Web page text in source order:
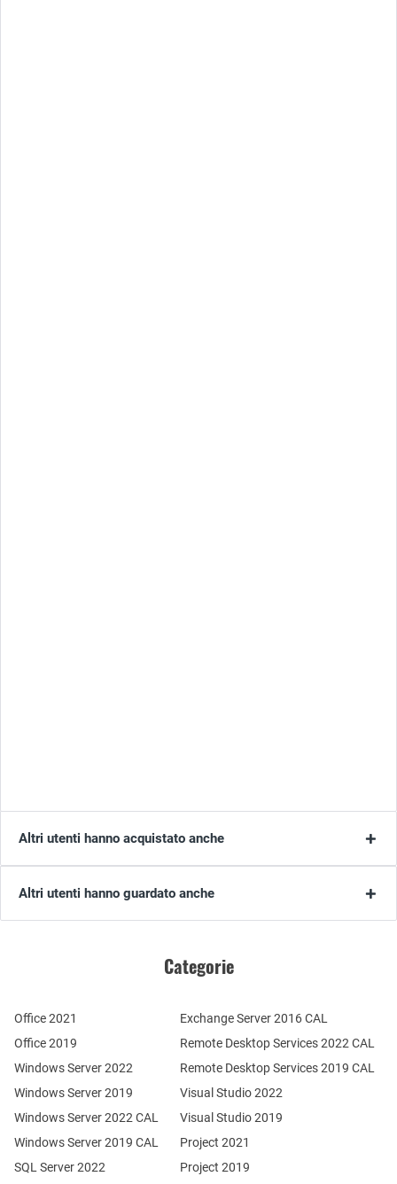
Altri utenti hanno acquistato anche
Altri utenti hanno guardato anche
Categorie
Office 2021
Office 2019
Windows Server 2022
Windows Server 2019
SQL Server 2022
Windows Server 2022 CAL
Windows Server 2019 CAL
Remote Desktop Services 2022 CAL
Remote Desktop Services 2019 CAL
Exchange Server 2016 CAL
Visual Studio 2022
Visual Studio 2019
Project 2021
Project 2019